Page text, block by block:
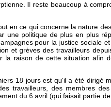
Il reste beaucoup à
en ce qui concerne la nature
politique de plus en plus
pour la justice sociale
et grèves des travailleurs
raison de cette situation
18 jours est qu'il a été dirigé
travailleurs, des membres
du 6 avril (qui faisait partie